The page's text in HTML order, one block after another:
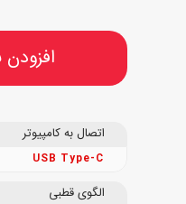
اتصال به کامپیوتر
USB Type-C
الگوی قطبی